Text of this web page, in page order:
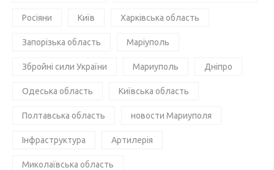
Росіяни Київ Харківська область
Запорізька область Маріуполь
Збройні сили України Мариуполь Дніпро
Одеська область Київська область
Полтавська область новости Мариуполя
Інфраструктура Артилерія
Миколаївська область